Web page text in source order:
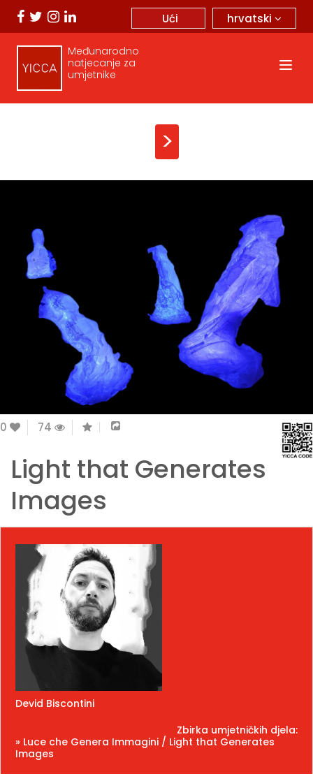
hrvatski
Ući
Međunarodno
natjecanje za
umjetnike
>
0 74
Light that Generates
Images
Devid Biscontini
Zbirka umjetničkih djela:
» Luce che Genera Immagini / Light that Generates
Images